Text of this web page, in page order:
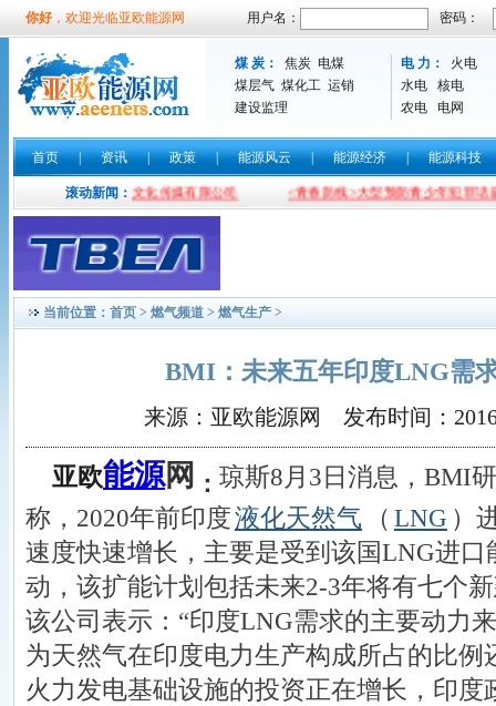
你好，欢迎光临亚欧能源网 用户名： 密码：
煤 炭： 焦炭 电煤
煤层气 煤化工 运销
建设监理
电 力：
火电
水电
核电
农电
电网
首页 | 资讯 | 政策 | 能源风云 | 能源经济 | 能源科技
滚动新闻：
北京泛能文化传媒有限公司 <青春防线>大型预防青少年犯罪话剧
当前位置： 首页 > 燃气频道 > 燃气生产 >
BMI：未来五年印度LNG需
来源：亚欧能源网 发布时间：
亚欧能源网 ： 琼斯8月3日消息，BMI
称，2020年前印度液化天然气 （ LNG ）
速度快速增长，主要是受到该国LNG进
动，该扩能计划包括未来2-3年将有七个
该公司表示：“印度LNG需求的主要动力
为天然气在印度电力生产构成所占的比
火力发电基础设施的投资正在增长，印